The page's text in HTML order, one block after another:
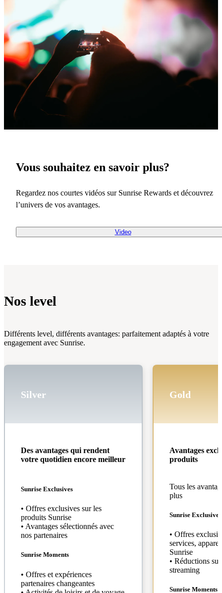
Vous souhaitez en savoir plus?
Regardez nos courtes vidéos sur Sunrise Rewards et découvrez
l’univers de vos avantages.
Video
Nos level
Différents level, différents avantages: parfaitement adaptés à votre
engagement avec Sunrise.
Silver
Des avantages qui rendent
votre quotidien encore meilleur
Sunrise Exclusives
• Offres exclusives sur les
produits Sunrise
• Avantages sélectionnés avec
nos partenaires
Sunrise Moments
• Offres et expériences
partenaires changeantes
Gold
Avantages
produits
Tous les
plus
Sunrise Exclusives
• Offres
services,
Sunrise
• Réductions
streaming
Sunrise Moments